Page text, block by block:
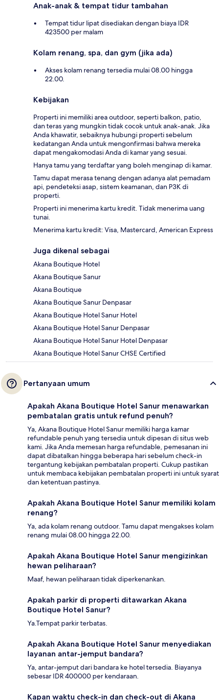
Anak-anak & tempat tidur tambahan
Tempat tidur lipat disediakan dengan biaya IDR
423500 per malam
Kolam renang, spa, dan gym (jika ada)
Akses kolam renang tersedia mulai 08.00 hingga
22.00.
Kebijakan
Properti ini memiliki area outdoor, seperti balkon, patio,
dan teras yang mungkin tidak cocok untuk anak-anak. Jika
Anda khawatir, sebaiknya hubungi properti sebelum
kedatangan Anda untuk mengonfirmasi bahwa mereka
dapat mengakomodasi Anda di kamar yang sesuai.
Hanya tamu yang terdaftar yang boleh menginap di kamar.
Tamu dapat merasa tenang dengan adanya alat pemadam
api, pendeteksi asap, sistem keamanan, dan P3K di
properti.
Properti ini menerima kartu kredit. Tidak menerima uang
tunai.
Menerima kartu kredit: Visa, Mastercard, American Express
Juga dikenal sebagai
Akana Boutique Hotel
Akana Boutique Sanur
Akana Boutique
Akana Boutique Sanur Denpasar
Akana Boutique Hotel Sanur Hotel
Akana Boutique Hotel Sanur Denpasar
Akana Boutique Hotel Sanur Hotel Denpasar
Akana Boutique Hotel Sanur CHSE Certified
Pertanyaan umum
Apakah Akana Boutique Hotel Sanur menawarkan
pembatalan gratis untuk refund penuh?
Ya, Akana Boutique Hotel Sanur memiliki harga kamar
refundable penuh yang tersedia untuk dipesan di situs web
kami. Jika Anda memesan harga refundable, pemesanan ini
dapat dibatalkan hingga beberapa hari sebelum check-in
tergantung kebijakan pembatalan properti. Cukup pastikan
untuk membaca kebijakan pembatalan properti ini untuk syarat
dan ketentuan pastinya.
Apakah Akana Boutique Hotel Sanur memiliki kolam
renang?
Ya, ada kolam renang outdoor. Tamu dapat mengakses kolam
renang mulai 08.00 hingga 22.00.
Apakah Akana Boutique Hotel Sanur mengizinkan
hewan peliharaan?
Maaf, hewan peliharaan tidak diperkenankan.
Apakah parkir di properti ditawarkan Akana
Boutique Hotel Sanur?
Ya.Tempat parkir terbatas.
Apakah Akana Boutique Hotel Sanur menyediakan
layanan antar-jemput bandara?
Ya, antar-jemput dari bandara ke hotel tersedia. Biayanya
sebesar IDR 400000 per kendaraan.
Kapan waktu check-in dan check-out di Akana